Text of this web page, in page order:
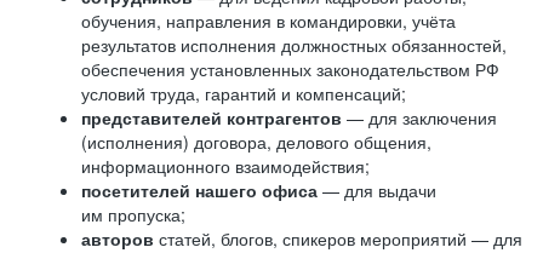
обучения, направления в командировки, учёта
результатов исполнения должностных обязанностей,
обеспечения установленных законодательством РФ
условий труда, гарантий и компенсаций;
представителей контрагентов — для заключения
(исполнения) договора, делового общения,
информационного взаимодействия;
посетителей нашего офиса — для выдачи
им пропуска;
авторов статей, блогов, спикеров мероприятий — для